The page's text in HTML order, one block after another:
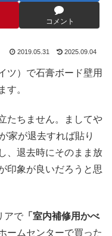
コメント
2019.05.31 2025.09.04
ツ）で石膏ボード壁用
す。
たちません。ましてや
家が退去すれば貼り
、退去時にそのまま放
印象が良いだろうと思
アで 「室内補修用かべ
ームセンターで買った